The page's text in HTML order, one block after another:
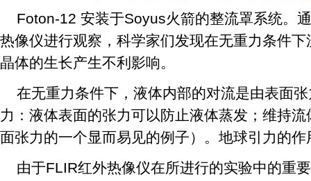
Foton-12 安装于Soyus火箭的整流罩系统。
热像仪进行观察，科学家们发现在无重力条件
晶体的生长产生不利影响。
在无重力条件下，液体内部的对流是由表面
力：液体表面的张力可以防止液体蒸发；维持
面张力的一个显而易见的例子）。地球引力的
由于FLIR红外热像仪在所进行的实验中的重